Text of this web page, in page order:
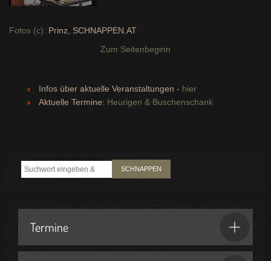
Fotos (c): Prinz, SCHNAPPEN.AT
Zum Seitenbeginn
Infos über aktuelle Veranstaltungen - hier
Aktuelle Termine: Heurigen & Buschenschank
SCHNAPPEN
Termine